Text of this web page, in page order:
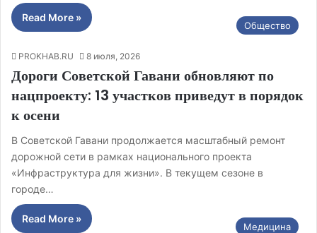
Read More »
Общество
PROKHAB.RU 8 июля, 2026
Дороги Советской Гавани обновляют по
нацпроекту: 13 участков приведут в порядок
к осени
В Советской Гавани продолжается масштабный ремонт
дорожной сети в рамках национального проекта
«Инфраструктура для жизни». В текущем сезоне в
городе…
Read More »
Медицина